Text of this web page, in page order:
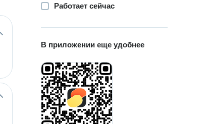
Работает сейчас
В приложении еще удобнее